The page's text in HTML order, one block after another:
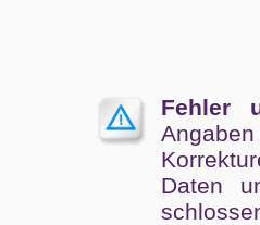
Fehler
Angaben
Da­ten